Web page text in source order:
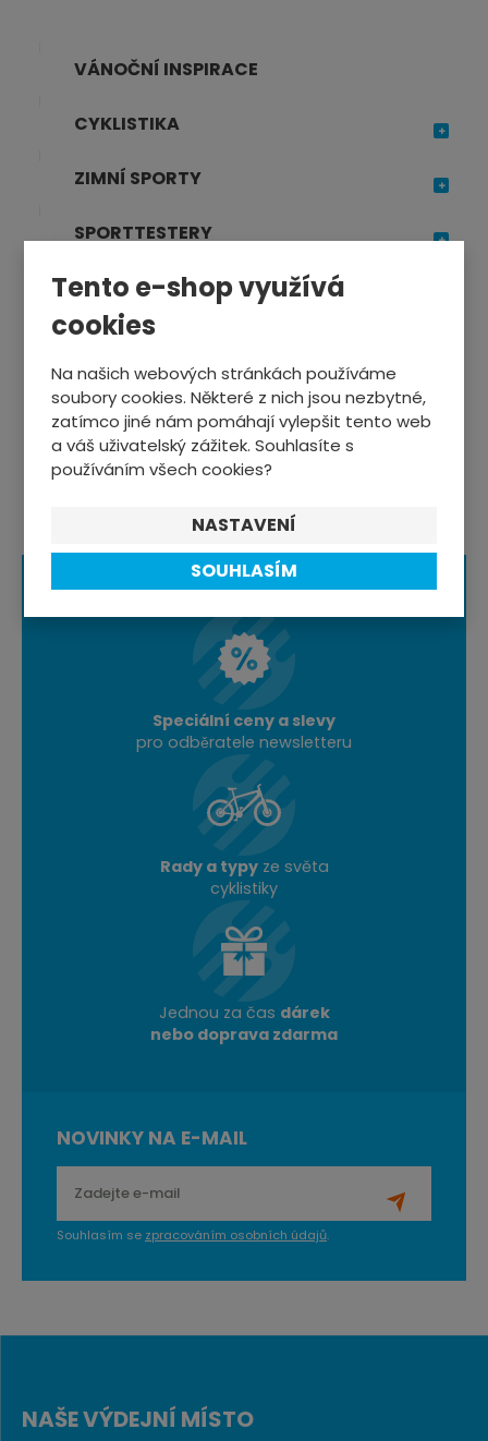
Tento e-shop využívá
cookies
Na našich webových stránkách používáme
soubory cookies. Některé z nich jsou nezbytné,
zatímco jiné nám pomáhají vylepšit tento web
a váš uživatelský zážitek. Souhlasíte s
používáním všech cookies?
NASTAVENÍ
SOUHLASÍM
VÁNOČNÍ INSPIRACE
CYKLISTIKA
ZIMNÍ SPORTY
SPORTTESTERY
SPORTOVNÍ VÝŽIVA
TRENAŽÉRY, FITNESS
OSTATNÍ SPORTY
Speciální ceny a slevy
pro odběratele newsletteru
Rady a typyze světa
cyklistiky
Jednou za čas dárek
nebo doprava zdarma
NOVINKY NA E-MAIL
Souhlasím se zpracováním osobních údajů.
NAŠE VÝDEJNÍ MÍSTO